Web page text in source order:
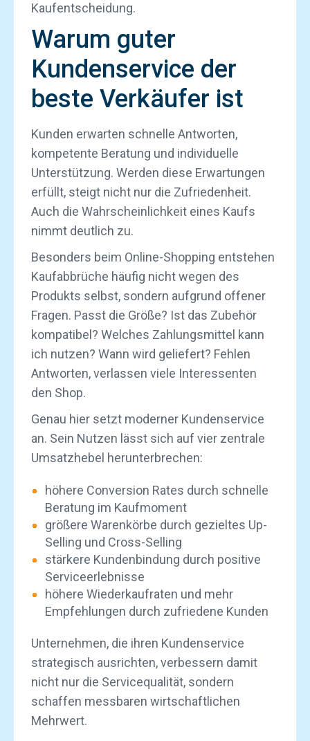
Kaufentscheidung.
Warum guter
Kundenservice der
beste Verkäufer ist
Kunden erwarten schnelle Antworten,
kompetente Beratung und individuelle
Unterstützung. Werden diese Erwartungen
erfüllt, steigt nicht nur die Zufriedenheit.
Auch die Wahrscheinlichkeit eines Kaufs
nimmt deutlich zu.
Besonders beim Online-Shopping entstehen
Kaufabbrüche häufig nicht wegen des
Produkts selbst, sondern aufgrund offener
Fragen. Passt die Größe? Ist das Zubehör
kompatibel? Welches Zahlungsmittel kann
ich nutzen? Wann wird geliefert? Fehlen
Antworten, verlassen viele Interessenten
den Shop.
Genau hier setzt moderner Kundenservice
an. Sein Nutzen lässt sich auf vier zentrale
Umsatzhebel herunterbrechen:
höhere Conversion Rates durch schnelle
Beratung im Kaufmoment
größere Warenkörbe durch gezieltes Up-
Selling und Cross-Selling
stärkere Kundenbindung durch positive
Serviceerlebnisse
höhere Wiederkaufraten und mehr
Empfehlungen durch zufriedene Kunden
Unternehmen, die ihren Kundenservice
strategisch ausrichten, verbessern damit
nicht nur die Servicequalität, sondern
schaffen messbaren wirtschaftlichen
Mehrwert.